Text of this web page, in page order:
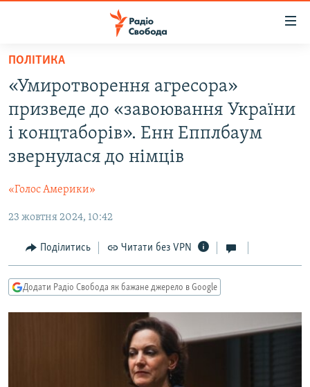
Перейти
основного
матеріалу
Перейти
до
основної
Перейти
до
ВСЕ ЗА ДОБУ
СТАТТІ
СУСПІЛЬСТВО
КУЛЬТУРА
СПОРТ
СВІТ
ДОНБАС.РЕАЛІЇ
КРИМ.РЕАЛІЇ
ТИ ЯК?
КИТАЙ.ВИКЛИКИ
ПОЛІТИКА
«Умиротворення агресора»
призведе до «завоювання України
і концтаборів». Енн Епплбаум
звернулася до німців
«Голос Америки»
23 жовтня 2024, 10:42
Поділитись Читати без VPN
Додати Радіо Свобода як бажане джерело в Google